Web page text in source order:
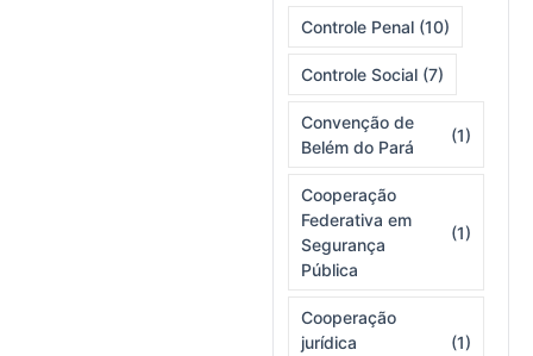
Controle Penal (10)
Controle Social (7)
Convenção de
Belém do Pará
(1)
Cooperação
Federativa em
Segurança
Pública
(1)
Cooperação
jurídica
(1)